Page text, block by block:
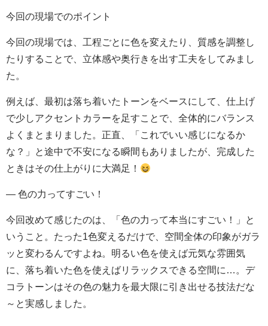
今回の現場でのポイント
今回の現場では、工程ごとに色を変えたり、質感を調整し
たりすることで、立体感や奥行きを出す工夫をしてみまし
た。
例えば、最初は落ち着いたトーンをベースにして、仕上げ
で少しアクセントカラーを足すことで、全体的にバランス
よくまとまりました。正直、「これでいい感じになるか
な？」と途中で不安になる瞬間もありましたが、完成した
ときはその仕上がりに大満足！
— 色の力ってすごい！
今回改めて感じたのは、「色の力って本当にすごい！」と
いうこと。たった1色変えるだけで、空間全体の印象がガラ
ッと変わるんですよね。明るい色を使えば元気な雰囲気
に、落ち着いた色を使えばリラックスできる空間に…。デ
コラトーンはその色の魅力を最大限に引き出せる技法だな
～と実感しました。